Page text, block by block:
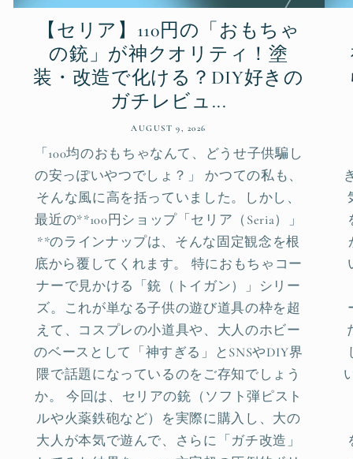
【セリア】110円の「おもちゃ
の銃」が神クオリティ！塗
装・改造で化ける？DIY好きの
ガチレビュ...
AUGUST 9, 2026
「100均のおもちゃなんて、どうせ子供騙し
の安っぽいやつでしょ？」 かつての私も、
そんな風に高を括っていました。しかし、
最近の**100円ショップ「セリア（Seria）」
**のラインナップは、そんな固定観念を根
底から覆してくれます。 特におもちゃコー
ナーで見かける「銃（トイガン）」シリー
ズ。これが単なる子供の遊び道具の枠を超
えて、コスプレの小道具や、大人のホビー
のベースとして「神すぎる」とSNSやDIY界
隈で話題になっているのをご存知でしょう
か。 今回は、セリアの銃（ソフト弾ピスト
ルや火薬鉄砲など）を実際に購入し、大の
大人が本気で遊んで、さらに「ガチ改造」